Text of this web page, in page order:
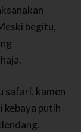
begitu,
safari, kamen
kebaya putih